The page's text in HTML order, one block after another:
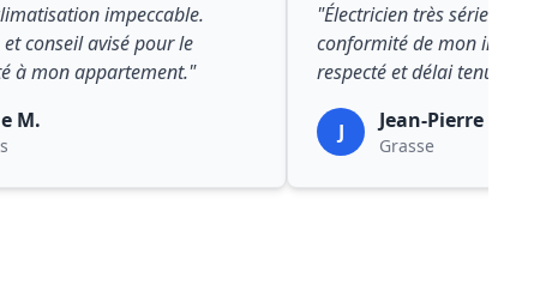
impeccable.
conseil avisé pour le
à mon appartement."
M.
"Électricien très sérieux
conformité de mon
respecté et délai tenu."
J Jean-Pierre R.
Grasse